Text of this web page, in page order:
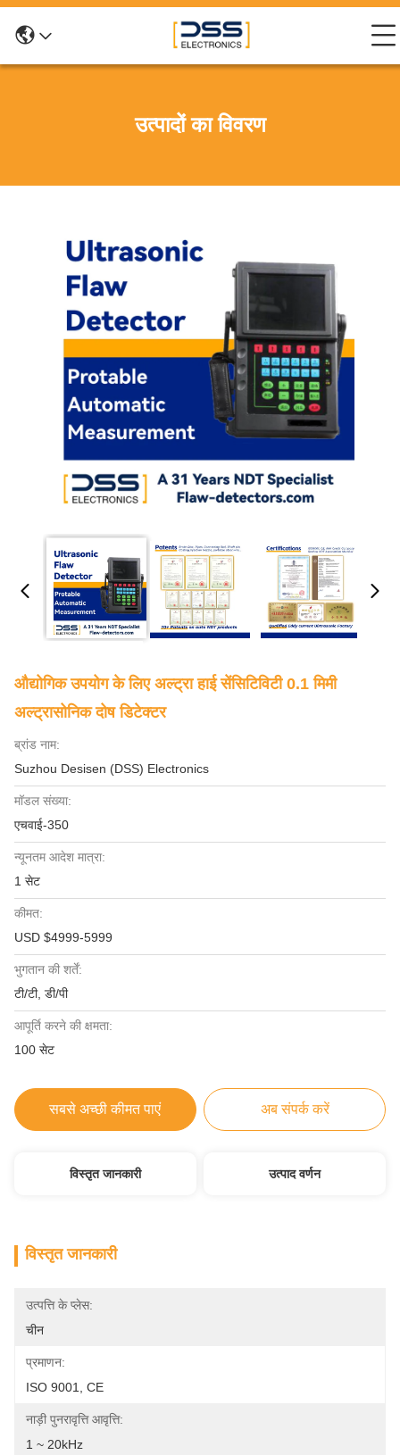
उत्पादों का विवरण
औद्योगिक उपयोग के लिए अल्ट्रा हाई सेंसिटिविटी 0.1 मिमी
अल्ट्रासोनिक दोष डिटेक्टर
ब्रांड नाम:
Suzhou Desisen (DSS) Electronics
मॉडल संख्या:
एचवाई-350
न्यूनतम आदेश मात्रा:
1 सेट
कीमत:
USD $4999-5999
भुगतान की शर्तें:
टी/टी, डी/पी
आपूर्ति करने की क्षमता:
100 सेट
सबसे अच्छी कीमत पाएं अब संपर्क करें
विस्तृत जानकारी उत्पाद वर्णन
विस्तृत जानकारी
उत्पत्ति के प्लेस:
चीन
प्रमाणन:
ISO 9001, CE
नाड़ी पुनरावृत्ति आवृत्ति:
1 ~ 20kHz